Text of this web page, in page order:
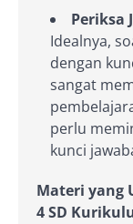
Periksa
Idealnya,
dengan
sangat
perlu
kunci
Materi yang
4 SD